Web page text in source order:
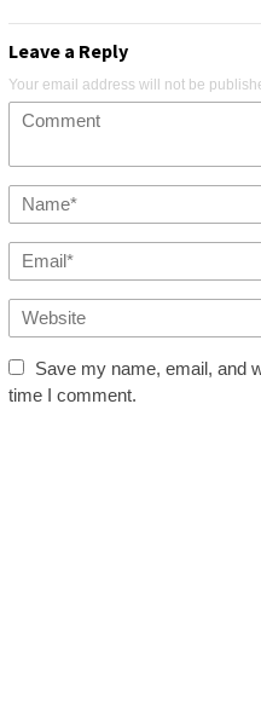
Leave a Reply
Your email address will not be
Save my name, email, and
time I comment.